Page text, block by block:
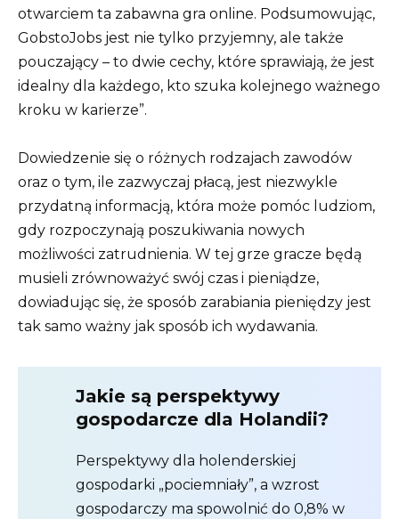
otwarciem ta zabawna gra online. Podsumowując,
GobstoJobs jest nie tylko przyjemny, ale także
pouczający – to dwie cechy, które sprawiają, że jest
idealny dla każdego, kto szuka kolejnego ważnego
kroku w karierze”.
Dowiedzenie się o różnych rodzajach zawodów
oraz o tym, ile zazwyczaj płacą, jest niezwykle
przydatną informacją, która może pomóc ludziom,
gdy rozpoczynają poszukiwania nowych
możliwości zatrudnienia. W tej grze gracze będą
musieli zrównoważyć swój czas i pieniądze,
dowiadując się, że sposób zarabiania pieniędzy jest
tak samo ważny jak sposób ich wydawania.
Jakie są perspektywy
gospodarcze dla Holandii?
Perspektywy dla holenderskiej
gospodarki „pociemniały”, a wzrost
gospodarczy ma spowolnić do 0,8% w